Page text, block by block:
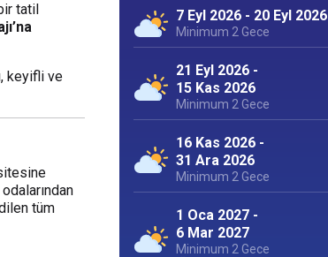
tatil
keyifli ve
tüm
7 Eyl 2026 - 20 Eyl 2026
Minimum 2 Gece
21 Eyl 2026 -
15 Kas 2026
Minimum 2 Gece
16 Kas 2026 -
31 Ara 2026
Minimum 2 Gece
1 Oca 2027 -
6 Mar 2027
Minimum 2 Gece